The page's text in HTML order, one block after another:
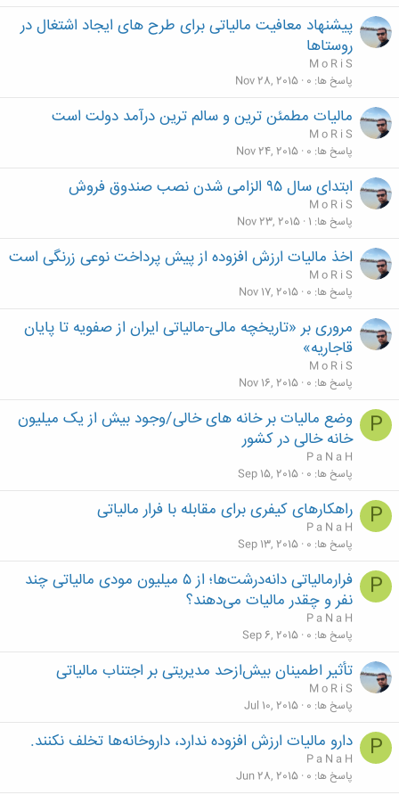
پیشنهاد معافیت مالیاتی برای طرح های ایجاد اشتغال در
روستاها
M o R i S
پاسخ ها 0
Nov 28, 2015
مالیات مطمئن ترین و سالم ترین درآمد دولت است
M o R i S
پاسخ ها 0
Nov 24, 2015
ابتدای سال ۹۵ الزامی شدن نصب صندوق فروش
M o R i S
پاسخ ها 1
Nov 23, 2015
اخذ مالیات ارزش افزوده از پیش پرداخت نوعی زرنگی است
M o R i S
پاسخ ها 0
Nov 17, 2015
مروری بر «تاریخچه مالی-مالیاتی ایران از صفویه تا پایان
قاجاریه»
M o R i S
پاسخ ها 0
Nov 16, 2015
P
وضع مالیات بر خانه های خالی/وجود بیش از یک میلیون
خانه خالی در کشور
P a N a H
پاسخ ها 0
Sep 15, 2015
P راهکارهای کیفری برای مقابله با فرار مالیاتی
P a N a H
پاسخ ها 0
Sep 13, 2015
P
فرارمالیاتی دانه‌درشت‌ها؛ از ۵ میلیون مودی مالیاتی چند
نفر و چقدر مالیات می‌‌دهند؟
P a N a H
پاسخ ها 0
Sep 6, 2015
تأثیر اطمینان بیش‌ازحد مدیریتی بر اجتناب مالیاتی
M o R i S
پاسخ ها 0
Jul 10, 2015
P دارو مالیات ارزش افزوده ندارد، داروخانه‌ها تخلف نکنند.
P a N a H
پاسخ ها 0
Jun 28, 2015